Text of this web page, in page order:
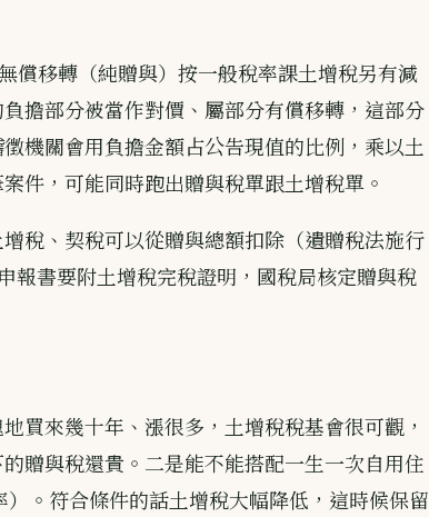
償移轉（純贈與）按一般稅率課土增稅另有減
擔部分被當作對價、屬部分有償移轉，這部分
機關會用負擔金額占公告現值的比例，乘以土
件，可能同時跑出贈與稅單跟土增稅單。
稅、契稅可以從贈與總額扣除（遺贈稅法施行
報書要附土增稅完稅證明，國稅局核定贈與稅
買來幾十年、漲很多，土增稅稅基會很可觀，
贈與稅還貴。二是能不能搭配一生一次自用住
。符合條件的話土增稅大幅降低，這時候保留